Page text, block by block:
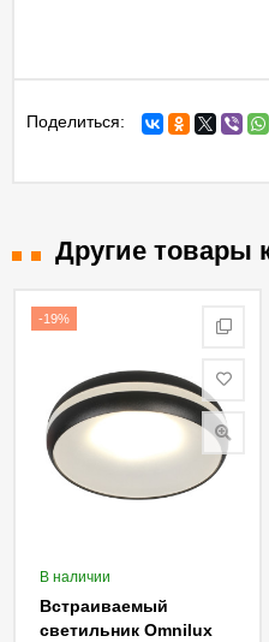
Поделиться:
Другие товары
-19%
В наличии
Встраиваемый
светильник Omnilux